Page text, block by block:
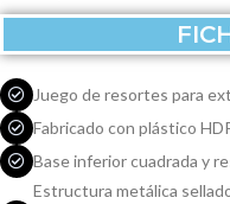
Juego de resortes para
Fabricado con plástico
Base inferior cuadrada y
Estructura metálica